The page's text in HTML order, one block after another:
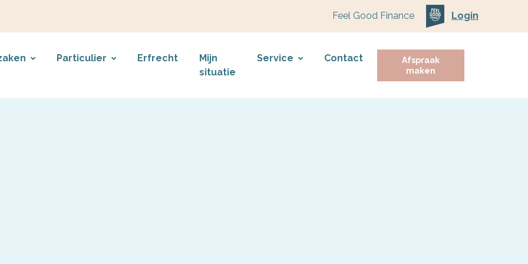
Feel Good Finance Login
Particulier Erfrecht
Mijn
situatie
Service Contact
Afspraak
maken